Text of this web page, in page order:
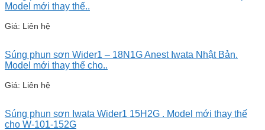
Model mới thay thế..
Giá: Liên hệ
Súng phun sơn Wider1 – 18N1G Anest Iwata Nhật Bản.
Model mới thay thế cho..
Giá: Liên hệ
Súng phun sơn Iwata Wider1 15H2G . Model mới thay thế
cho W-101-152G